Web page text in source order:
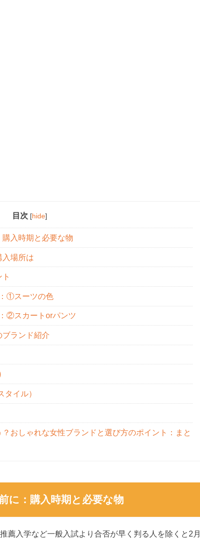
目次 [hide]
入時期と必要な物
入場所は
①スーツの色
②スカートorパンツ
ランド紹介
イル）
おしゃれな女性ブランドと選び方のポイント：まと
に：購入時期と必要な物
薦入学など一般入試より合否が早く判る人を除くと2月